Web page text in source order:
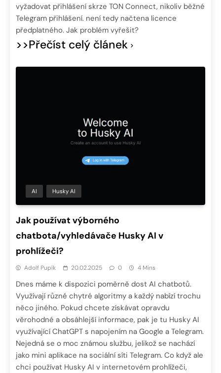
vyžadovat přihlášení skrze TON Connect, nikoliv běžné
Telegram přihlášení. není tedy načtena licence
předplatného. Jak problém vyřešit?
>>Přečíst celý článek
AI Husky AI
Jak používat výborného
chatbota/vyhledávače Husky AI v
prohlížeči?
Adolf Pupík 20.02.2025 0 4 Mins
Dnes máme k dispozici poměrně dost AI chatbotů.
Využívají různé chytré algoritmy a každý nabízí trochu
něco jiného. Pokud chcete získávat opravdu
věrohodné a obsáhlejší informace, pak je tu Husky AI
využívající ChatGPT s napojením na Google a Telegram.
Nejedná se o moc známou službu, jelikož se nachází
jako mini aplikace na sociální síti Telegram. Co když ale
chci používat Husky AI v internetovém prohlížeči,